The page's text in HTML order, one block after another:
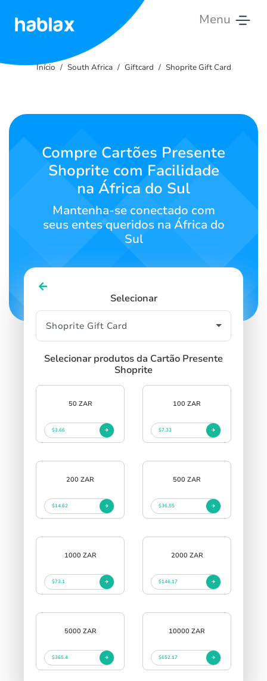
Menu
Tarifas
Contate-
Início South Africa Giftcard Shoprite Gift Card
Compre Cartões Presente
Shoprite com Facilidade
na África do Sul
Mantenha-se conectado com
seus entes queridos na África do
Sul
Selecionar
Selecionar produtos da Cartão Presente
Shoprite
50 ZAR
$3.66
100 ZAR
$7.33
200 ZAR
$14.62
500 ZAR
$36.55
1000 ZAR
$73.1
2000 ZAR
$146.17
5000 ZAR
$365.4
10000 ZAR
$652.17